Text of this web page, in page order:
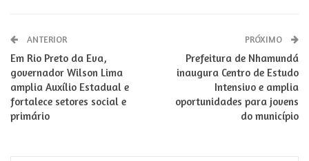
ANTERIOR
Em Rio Preto da Eva,
governador Wilson Lima
amplia Auxílio Estadual e
fortalece setores social e
primário
PRÓXIMO
Prefeitura de Nhamundá
inaugura Centro de Estudo
Intensivo e amplia
oportunidades para jovens
do município